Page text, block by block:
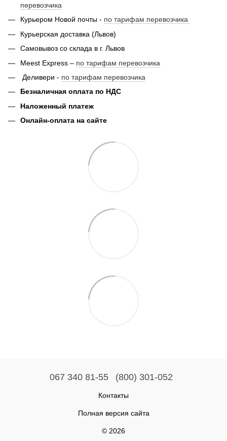
перевозчика
Курьером Новой почты - по тарифам перевозчика
Курьерская доставка (Львов)
Самовывоз со склада в г. Львов
Meest Express – по тарифам перевозчика
Деливери - по тарифам перевозчика
Безналичная оплата по НДС
Наложенный платеж
Онлайн-оплата на сайте
067 340 81-55 (800) 301-052
Контакты
Полная версия сайта
© 2026